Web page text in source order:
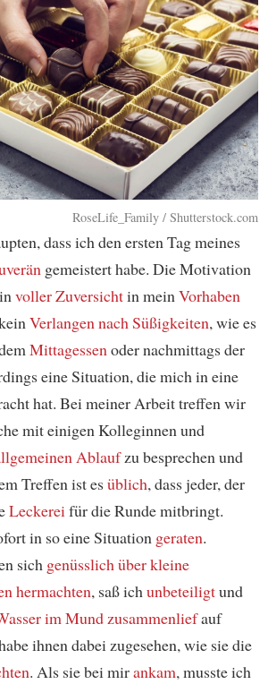
RoseLife_Family / Shutterstock.com
dass ich den ersten Tag meines
gemeistert habe. Die Motivation
voller Zuversichtin meinVorhaben
Verlangen nachSüßigkeiten, wie es
Mittagessenoder nachmittags der
eine Situation, die mich in eine
hat. Bei meiner Arbeit treffen wir
mit einigen Kolleginnen und
Ablaufzu besprechen und
Treffen ist esüblich, dass jeder, der
Leckereifür die Runde mitbringt.
in so eine Situation geraten.
sich genüsslichüber kleine
hermachten, saß ichunbeteiligtund
im Mund zusammenliefauf
ihnen dabei zugesehen, wie sie die
. Als sie bei mirankam, musste ich